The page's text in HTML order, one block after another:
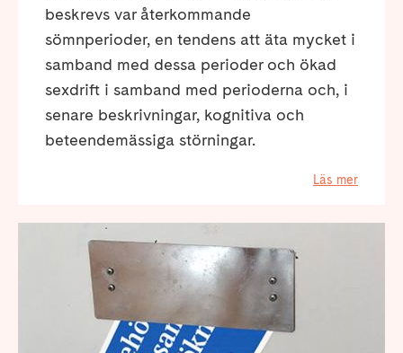
beskrevs var återkommande
sömnperioder, en tendens att äta mycket i
samband med dessa perioder och ökad
sexdrift i samband med perioderna och, i
senare beskrivningar, kognitiva och
beteendemässiga störningar.
Läs mer